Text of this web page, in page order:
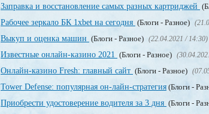
Заправка и восстановление самых разных картриджей
Рабочее зеркало БК 1xbet на сегодня (Блоги - Разное)
Выкуп и оценка машин (Блоги - Разное) (22.04.2021 / 14:30)
Известные онлайн-казино 2021 (Блоги - Разное)
Онлайн-казино Fresh: главный сайт (Блоги - Разное)
Tower Defense: популярная он-лайн-стратегия (Блоги -
Приобрести удостоверение водителя за 3 дня (Блоги -